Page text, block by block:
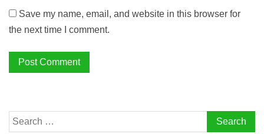
Save my name, email, and website in this browser for
the next time I comment.
Search